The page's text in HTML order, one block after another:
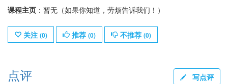
课程主页 ：暂无（如果你知道，劳烦告诉我们！）
关注 (0) 推荐 (0) 不推荐 (0)
点评 写点评